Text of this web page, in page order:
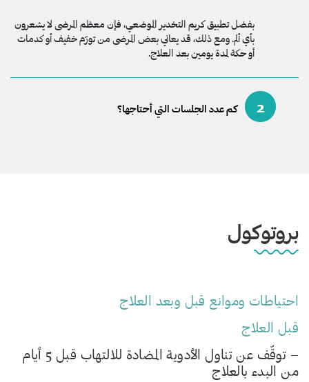
بفضل تطبيق كريم التخدير الموضعي، فإن معظم المرضى لا يشعرون
بأي ألم. ومع ذلك، قد يعاني بعض المرضى من تورّم خفيف أو كدمات
أو حكة لمدة يومين بعد العلاج.
2 كم عدد الجلسات التي أحتاجها؟
بروتوكول
احتياطات وموانع قبل وبعد العلاج
قبل العلاج
– توقّف عن تناول الأدوية المضادة للالتهاب قبل 5 أيام
من البدء بالعلاج